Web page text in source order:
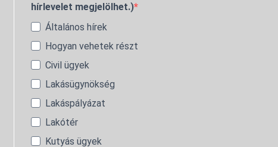
hírlevelet megjelölhet.)
Általános hírek
Hogyan vehetek részt
Civil ügyek
Lakásügynökség
Lakáspályázat
Lakótér
Kutyás ügyek